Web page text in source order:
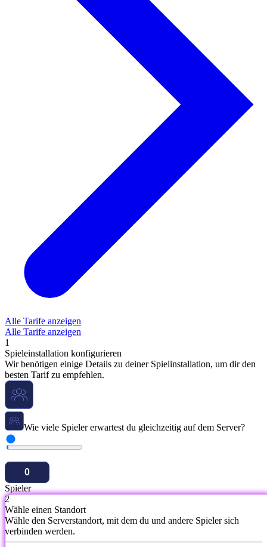
Alle Tarife anzeigen
Alle Tarife anzeigen
1
Spieleinstallation konfigurieren
Wir benötigen einige Details zu deiner Spielinstallation, um dir den
besten Tarif zu empfehlen.
Wie viele Spieler erwartest du gleichzeitig auf dem Server?
Spieler
2
Wähle einen Standort
Wähle den Serverstandort, mit dem du und andere Spieler sich
verbinden werden.